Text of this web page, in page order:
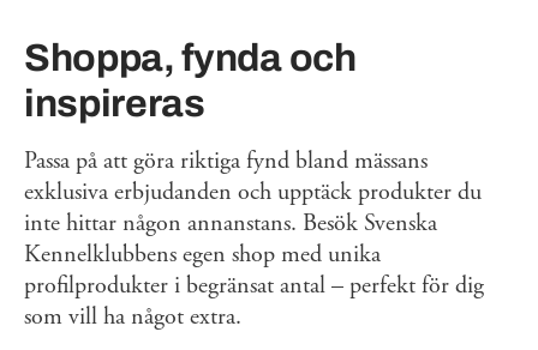
Shoppa, fynda och
inspireras
Passa på att göra riktiga fynd bland mässans
exklusiva erbjudanden och upptäck produkter du
inte hittar någon annanstans. Besök Svenska
Kennelklubbens egen shop med unika
profilprodukter i begränsat antal – perfekt för dig
som vill ha något extra.